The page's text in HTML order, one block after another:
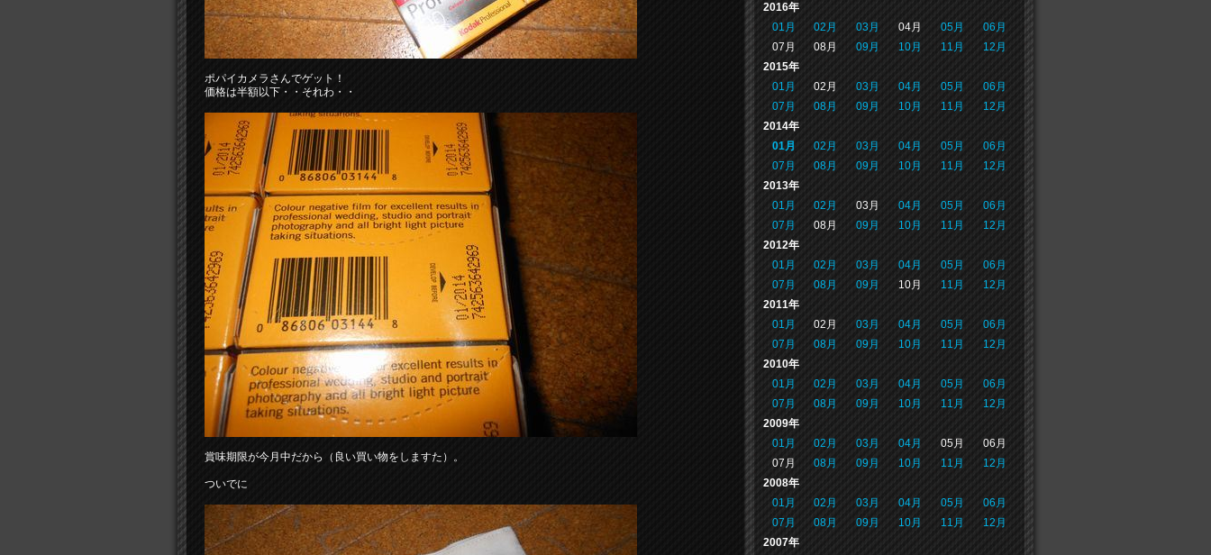
ポパイカメラさんでゲット！
価格は半額以下・・それわ・・
賞味期限が今月中だから（良い買い物をしますた）。
ついでに
2016年
01月
02月 03月 04月 05月
06月
07月
08月 09月 10月 11月
12月
2015年
01月
02月 03月 04月 05月
06月
07月
08月 09月 10月 11月
12月
2014年
01月
02月 03月 04月 05月
06月
07月
08月 09月 10月 11月
12月
2013年
01月
02月 03月 04月 05月
06月
07月
08月 09月 10月 11月
12月
2012年
01月
02月 03月 04月 05月
06月
07月
08月 09月 10月 11月
12月
2011年
01月
02月 03月 04月 05月
06月
07月
08月 09月 10月 11月
12月
2010年
01月
02月 03月 04月 05月
06月
07月
08月 09月 10月 11月
12月
2009年
01月
02月 03月 04月 05月
06月
07月
08月 09月 10月 11月
12月
2008年
01月
02月 03月 04月 05月
06月
07月
08月 09月 10月 11月
12月
2007年